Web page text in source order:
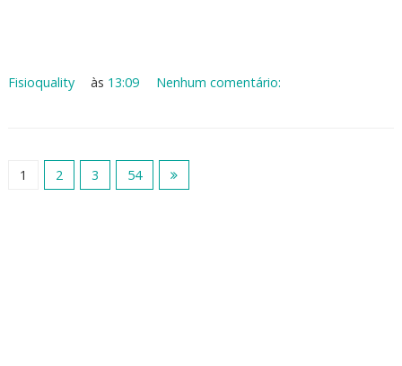
Fisioquality às 13:09 Nenhum comentário:
1 2 3 54